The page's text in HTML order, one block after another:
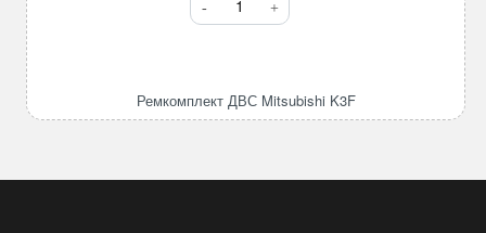
товара
K3F
Ремкомплект ДВС Mitsubishi K3F